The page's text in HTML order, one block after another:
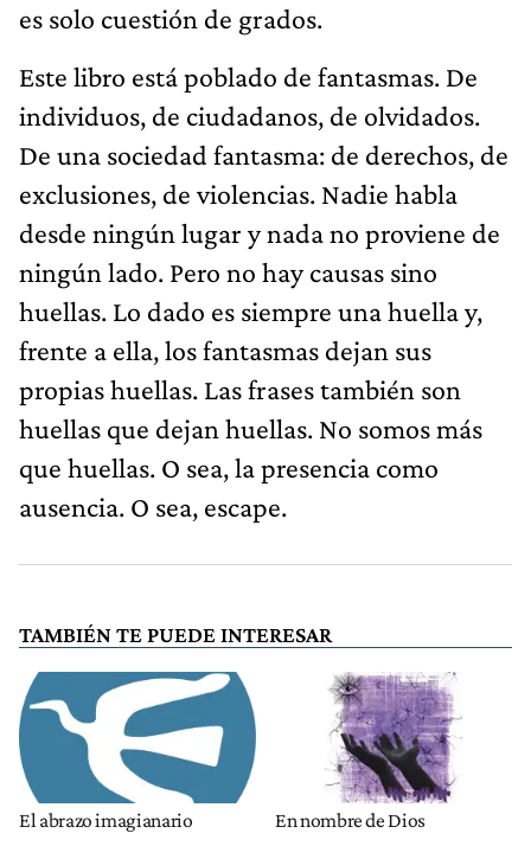
es solo cuestión de grados.
Este libro está poblado de fantasmas. De
individuos, de ciudadanos, de olvidados.
De una sociedad fantasma: de derechos, de
exclusiones, de violencias. Nadie habla
desde ningún lugar y nada no proviene de
ningún lado. Pero no hay causas sino
huellas. Lo dado es siempre una huella y,
frente a ella, los fantasmas dejan sus
propias huellas. Las frases también son
huellas que dejan huellas. No somos más
que huellas. O sea, la presencia como
ausencia. O sea, escape.
TAMBIÉN TE PUEDE INTERESAR
El abrazo imagianario En nombre de Dios